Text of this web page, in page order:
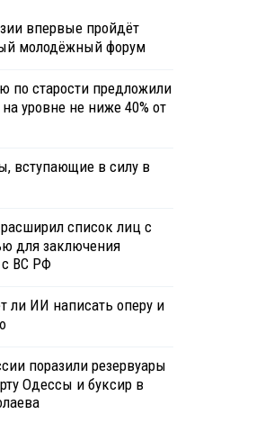
впервые пройдёт
молодёжный форум
по старости предложили
уровне не ниже 40% от
вступающие в силу в
список лиц с
для заключения
с ВС РФ
ли ИИ написать оперу и
поразили резервуары
Одессы и буксир в